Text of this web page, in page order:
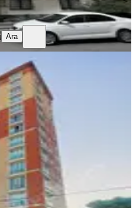
Ara
Evlerde
Mutfaklı 1+1
Mahallesi
Kat· 05.08.2026